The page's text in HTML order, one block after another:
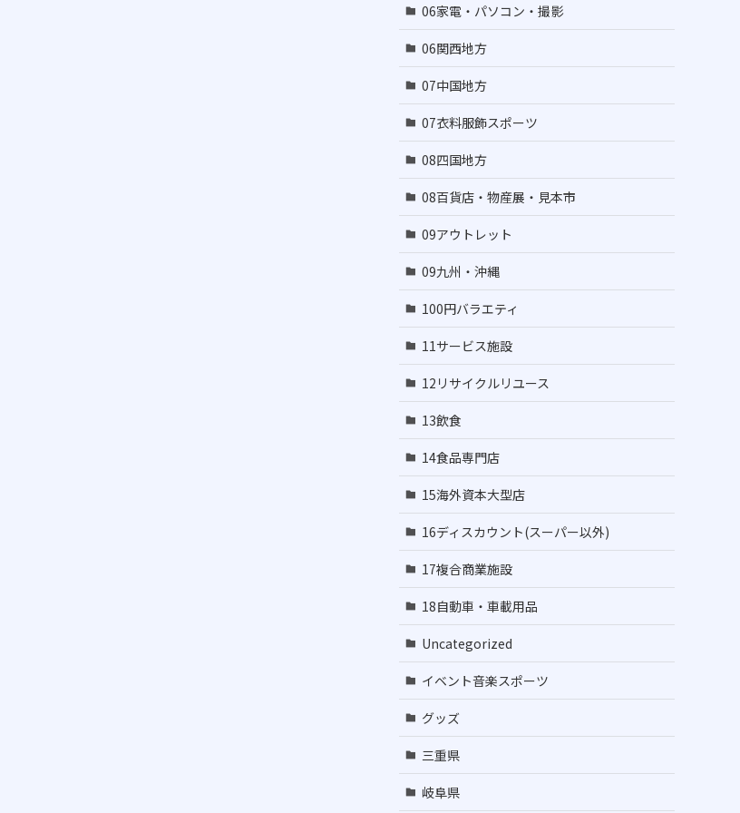
06家電・パソコン・撮影
06関西地方
07中国地方
07衣料服飾スポーツ
08四国地方
08百貨店・物産展・見本市
09アウトレット
09九州・沖縄
100円バラエティ
11サービス施設
12リサイクルリユース
13飲食
14食品専門店
15海外資本大型店
16ディスカウント(スーパー以外)
17複合商業施設
18自動車・車載用品
Uncategorized
イベント音楽スポーツ
グッズ
三重県
岐阜県